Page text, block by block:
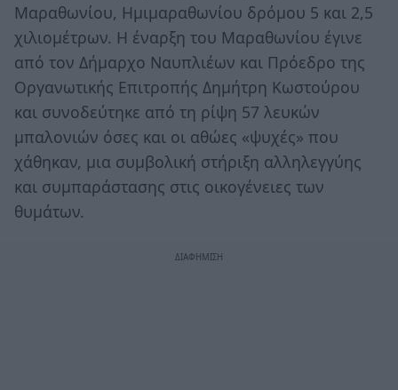
Μαραθωνίου, Ημιμαραθωνίου δρόμου 5 και 2,5
χιλιομέτρων. Η έναρξη του Μαραθωνίου έγινε
από τον Δήμαρχο Ναυπλιέων και Πρόεδρο της
Οργανωτικής Επιτροπής Δημήτρη Κωστούρου
και συνοδεύτηκε από τη ρίψη 57 λευκών
μπαλονιών όσες και οι αθώες «ψυχές» που
χάθηκαν, μια συμβολική στήριξη αλληλεγγύης
και συμπαράστασης στις οικογένειες των
θυμάτων.